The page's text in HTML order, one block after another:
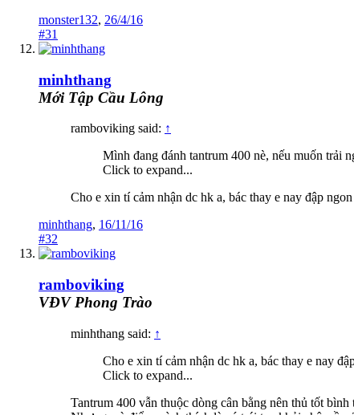
monster132, 26/4/16
#31
minhthang
Mới Tập Cầu Lông
ramboviking said: ↑
Mình đang đánh tantrum 400 nè, nếu muốn trải
Click to expand...
Cho e xin tí cảm nhận dc hk a, bác thay e nay đập
minhthang, 16/11/16
#32
ramboviking
VĐV Phong Trào
minhthang said: ↑
Cho e xin tí cảm nhận dc hk a, bác thay e nay
Click to expand...
Tantrum 400 vẫn thuộc dòng cân bằng nên thủ tốt